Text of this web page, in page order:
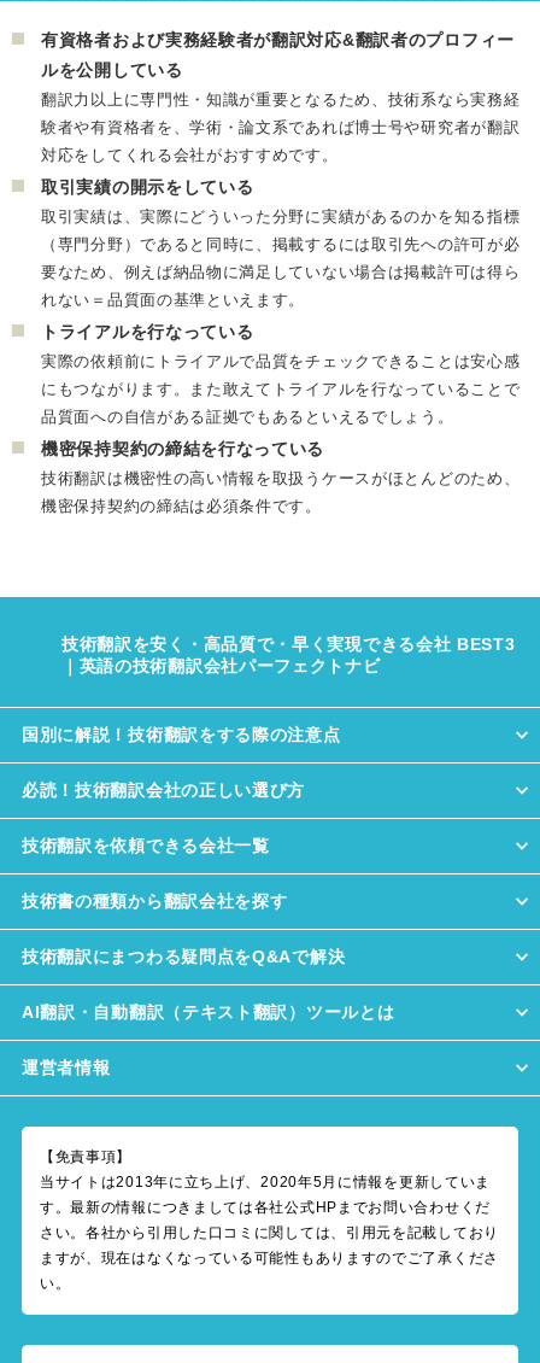
有資格者および実務経験者が翻訳対応&翻訳者のプロフィー
ルを公開している
翻訳力以上に専門性・知識が重要となるため、技術系なら実務経
験者や有資格者を、学術・論文系であれば博士号や研究者が翻訳
対応をしてくれる会社がおすすめです。
取引実績の開示をしている
取引実績は、実際にどういった分野に実績があるのかを知る指標
（専門分野）であると同時に、掲載するには取引先への許可が必
要なため、例えば納品物に満足していない場合は掲載許可は得ら
れない＝品質面の基準といえます。
トライアルを行なっている
実際の依頼前にトライアルで品質をチェックできることは安心感
にもつながります。また敢えてトライアルを行なっていることで
品質面への自信がある証拠でもあるといえるでしょう。
機密保持契約の締結を行なっている
技術翻訳は機密性の高い情報を取扱うケースがほとんどのため、
機密保持契約の締結は必須条件です。
技術翻訳を安く・高品質で・早く実現できる会社 BEST3
｜英語の技術翻訳会社パーフェクトナビ
国別に解説！技術翻訳をする際の注意点
必読！技術翻訳会社の正しい選び方
技術翻訳を依頼できる会社一覧
技術書の種類から翻訳会社を探す
技術翻訳にまつわる疑問点をQ&Aで解決
AI翻訳・自動翻訳（テキスト翻訳）ツールとは
運営者情報
【免責事項】
当サイトは2013年に立ち上げ、2020年5月に情報を更新していま
す。最新の情報につきましては各社公式HPまでお問い合わせくだ
さい。各社から引用した口コミに関しては、引用元を記載しており
ますが、現在はなくなっている可能性もありますのでご了承くださ
い。